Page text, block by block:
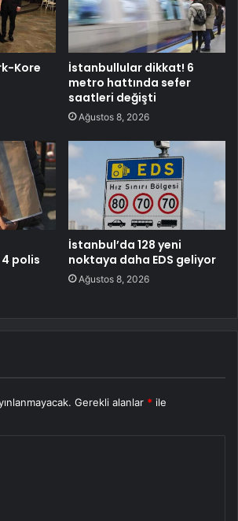
Kore
İstanbullular dikkat! 6
metro hattında sefer
saatleri değişti
Ağustos 8, 2026
polis
İstanbul’da 128 yeni
noktaya daha EDS geliyor
Ağustos 8, 2026
Gerekli alanlar * ile